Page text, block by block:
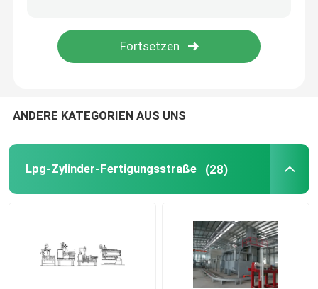
Tiefziehpresse-Maschine
Zylinder-Ventilausrüstungs-Maschine
Hydrostatische Zylinder-Prüfmaschine
Diesel-Stromgenerator
ANDERE KATEGORIEN AUS UNS
Lpg-Zylinder-Fertigungsstraße (28)